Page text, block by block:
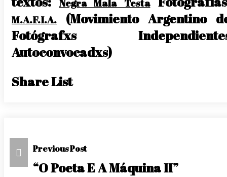
Negra Mala Testa
M.A.F.I.A.
(Movimiento Argentino
Fotógrafxs
Autoconvocadxs)
Share List
Navegação
De
Previous Post
“O Poeta E A Máquina II”